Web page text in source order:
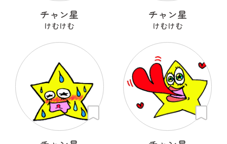
チャン星
けむけむ
チャン星
けむけむ